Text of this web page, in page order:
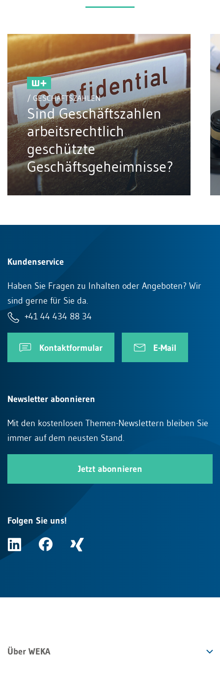
/ GESCHÄFTSZAHLEN
Sind Geschäftszahlen
arbeitsrechtlich
geschützte
Geschäftsgeheimnisse?
Kundenservice
Haben Sie Fragen zu Inhalten oder Angeboten? Wir
sind gerne für Sie da.
+41 44 434 88 34
Kontaktformular E-Mail
Newsletter abonnieren
Mit den kostenlosen Themen-Newslettern bleiben Sie
immer auf dem neusten Stand.
Jetzt abonnieren
Folgen Sie uns!
Über WEKA